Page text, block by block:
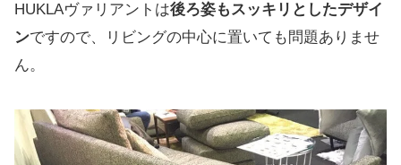
HUKLAヴァリアントは後ろ姿もスッキリとしたデザイ
ンですので、リビングの中心に置いても問題ありませ
ん。